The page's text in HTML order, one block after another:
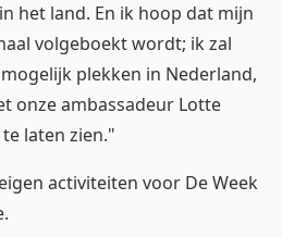
het land. En ik hoop dat mijn
volgeboekt wordt; ik zal
plekken in Nederland,
onze ambassadeur Lotte
laten zien."
activiteiten voor De Week